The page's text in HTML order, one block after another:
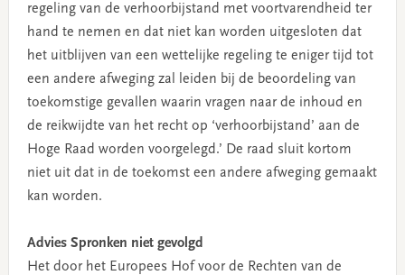
regeling van de verhoorbijstand met voortvarendheid ter
hand te nemen en dat niet kan worden uitgesloten dat
het uitblijven van een wettelijke regeling te eniger tijd tot
een andere afweging zal leiden bij de beoordeling van
toekomstige gevallen waarin vragen naar de inhoud en
de reikwijdte van het recht op ‘verhoorbijstand’ aan de
Hoge Raad worden voorgelegd.’ De raad sluit kortom
niet uit dat in de toekomst een andere afweging gemaakt
kan worden.
Advies Spronken niet gevolgd
Het door het Europees Hof voor de Rechten van de